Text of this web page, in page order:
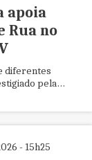
apoia
Rua no
diferentes
pela
- 15h25